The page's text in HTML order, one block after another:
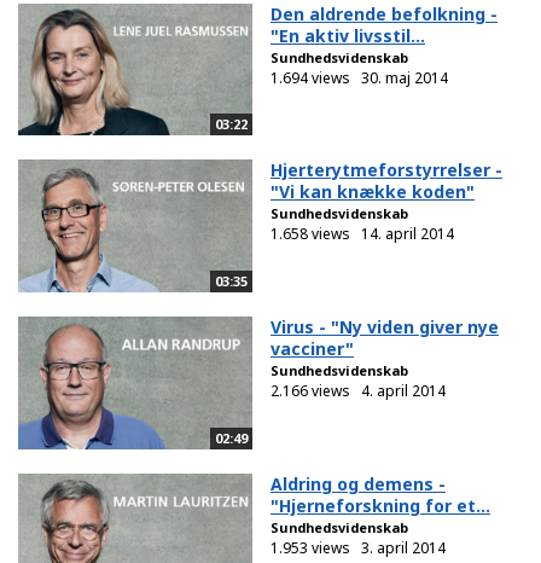
03:22
Den aldrende befolkning -
"En aktiv livsstil...
Sundhedsvidenskab
1.694 views 30. maj 2014
03:35
Hjerterytmeforstyrrelser -
"Vi kan knække koden"
Sundhedsvidenskab
1.658 views 14. april 2014
02:49
Virus - "Ny viden giver nye
vacciner"
Sundhedsvidenskab
2.166 views 4. april 2014
Aldring og demens -
"Hjerneforskning for et...
Sundhedsvidenskab
1.953 views 3. april 2014